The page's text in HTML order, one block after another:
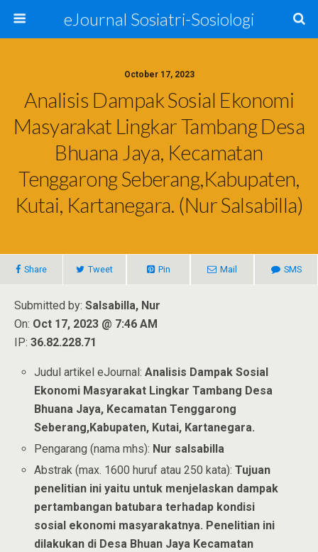
eJournal Sosiatri-Sosiologi
October 17, 2023
Analisis Dampak Sosial Ekonomi
Masyarakat Lingkar Tambang Desa
Bhuana Jaya, Kecamatan
Tenggarong Seberang,Kabupaten,
Kutai, Kartanegara. (Nur Salsabilla)
Share Tweet Pin Mail SMS
Submitted by: Salsabilla, Nur
On: Oct 17, 2023 @ 7:46 AM
IP: 36.82.228.71
Judul artikel eJournal:Analisis Dampak Sosial
Ekonomi Masyarakat Lingkar Tambang Desa
Bhuana Jaya, Kecamatan Tenggarong
Seberang,Kabupaten, Kutai, Kartanegara.
Pengarang (nama mhs): Nur salsabilla
Abstrak (max. 1600 huruf atau 250 kata):Tujuan
penelitian ini yaitu untuk menjelaskan dampak
pertambangan batubara terhadap kondisi
sosial ekonomi masyarakatnya. Penelitian ini
dilakukan di Desa Bhuan Jaya Kecamatan